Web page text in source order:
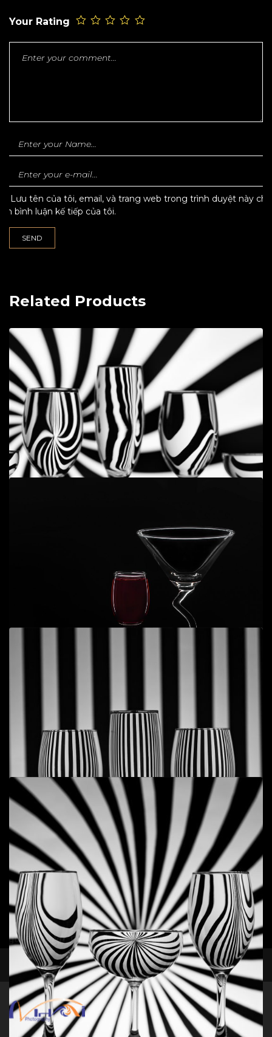
Your Rating
Lưu tên của tôi, email, và trang web trong trình duyệt này cho
lần bình luận kế tiếp của tôi.
Related Products
Add to cart
Still life - Glass 9
Tĩnh vật,Ý niệm
35 $
Add to cart
Still life - Glass 7
Đen trắng,Tĩnh vật,Ý niệm
50$
facebook instagram